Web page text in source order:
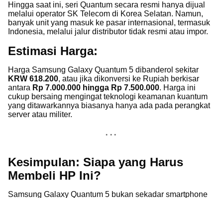
Hingga saat ini, seri Quantum secara resmi hanya dijual
melalui operator SK Telecom di Korea Selatan. Namun,
banyak unit yang masuk ke pasar internasional, termasuk
Indonesia, melalui jalur distributor tidak resmi atau impor.
Estimasi Harga:
Harga Samsung Galaxy Quantum 5 dibanderol sekitar
KRW 618.200, atau jika dikonversi ke Rupiah berkisar
antara Rp 7.000.000 hingga Rp 7.500.000. Harga ini
cukup bersaing mengingat teknologi keamanan kuantum
yang ditawarkannya biasanya hanya ada pada perangkat
server atau militer.
Kesimpulan: Siapa yang Harus
Membeli HP Ini?
Samsung Galaxy Quantum 5 bukan sekadar smartphone